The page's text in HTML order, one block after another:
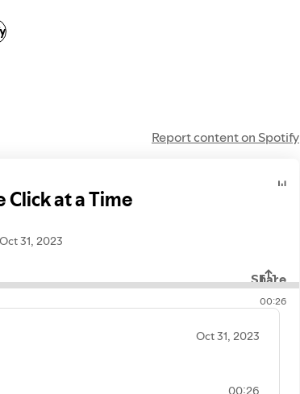
Report content on Spotify
Click at a Time
Oct 31, 2023
Share
00:26
Oct 31, 2023